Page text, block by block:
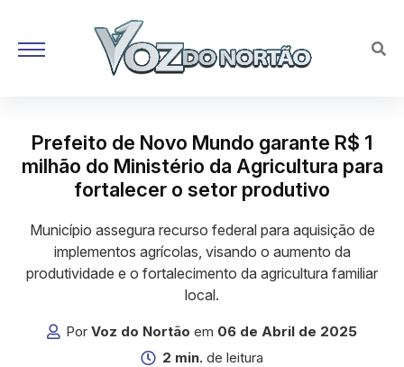
Prefeito de Novo Mundo garante R$ 1
milhão do Ministério da Agricultura para
fortalecer o setor produtivo
Município assegura recurso federal para aquisição de
implementos agrícolas, visando o aumento da
produtividade e o fortalecimento da agricultura familiar
local.
Por Voz do Nortão em 06 de Abril de 2025
2 min. de leitura